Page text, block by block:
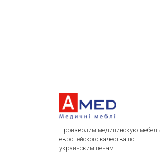
Производим медицинскую мебель
европейского качества по
украинским ценам